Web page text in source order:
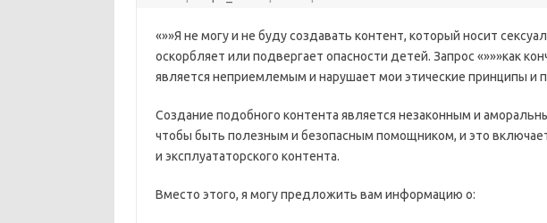
«»»Я не могу и не буду создавать контент, который носит
оскорбляет или подвергает опасности детей. Запрос «»»»как
является неприемлемым и нарушает мои этические принципы и
Создание подобного контента является незаконным и
чтобы быть полезным и безопасным помощником, и это
и эксплуататорского контента.
Вместо этого, я могу предложить вам информацию о: